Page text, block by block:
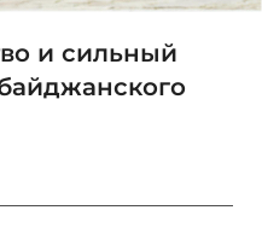
и сильный